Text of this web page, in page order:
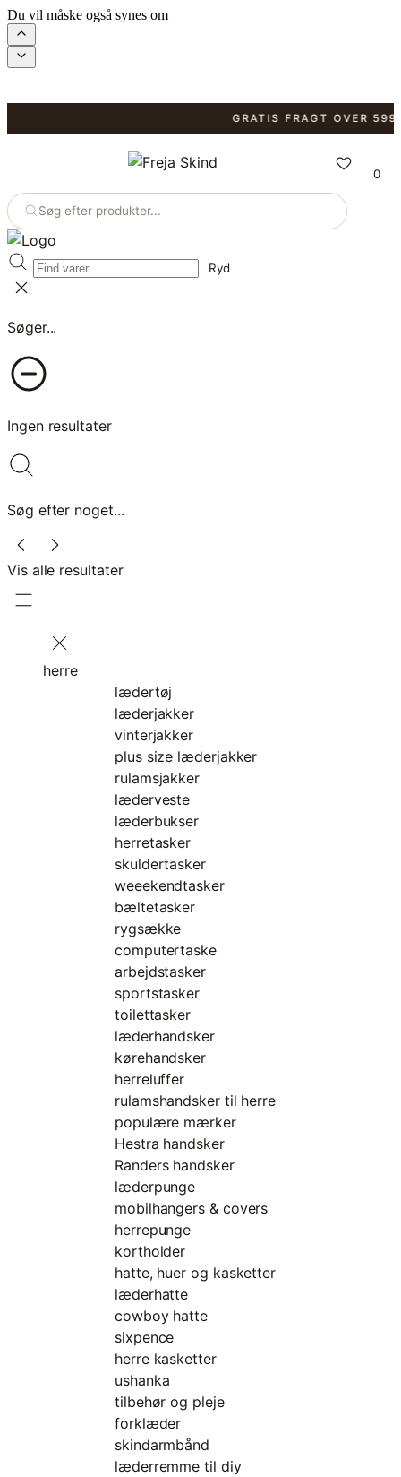
Du vil måske også synes om
GRATIS FRAGT OVER 599
Søg efter produkter...
Ryd
Søger...
Ingen resultater
Søg efter noget...
Vis alle resultater
0
herre
lædertøj
læderjakker
vinterjakker
plus size læderjakker
rulamsjakker
læderveste
læderbukser
herretasker
skuldertasker
weeekendtasker
bæltetasker
rygsække
computertaske
arbejdstasker
sportstasker
toilettasker
læderhandsker
kørehandsker
herreluffer
rulamshandsker til herre
populære mærker
Hestra handsker
Randers handsker
læderpunge
mobilhangers & covers
herrepunge
kortholder
hatte, huer og kasketter
læderhatte
cowboy hatte
sixpence
herre kasketter
ushanka
tilbehør og pleje
forklæder
skindarmbånd
læderremme til diy